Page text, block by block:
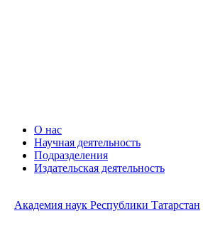
О нас
Научная деятельность
Подразделения
Издательская деятельность
Академия наук Республики Татарстан